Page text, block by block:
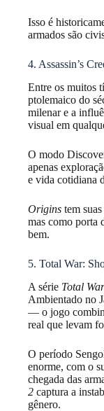
Isso é
armados são
4. Assassin’s
Entre os muitos
ptolemaico do
milenar e a
visual em
O modo
apenas
e vida cotidiana
Origins tem
mas como porta
bem.
5. Total War:
A série Total War
Ambientado no
— o jogo
real que levam
O período
enorme, com o
chegada das
2 captura a
gênero.